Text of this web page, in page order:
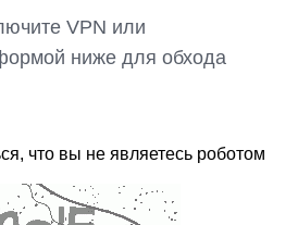
VPN или
ниже для обхода
что вы не являетесь роботом